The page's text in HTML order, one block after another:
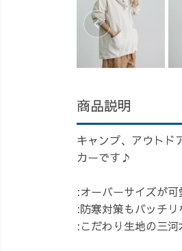
商品説明
キャンプ、アウトド
カーです♪
:オーバーサイズが
:防寒対策もバッチ
:こだわり生地の三